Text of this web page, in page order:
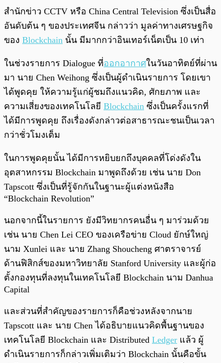
พร้อมเล่น / 0:00
สำนักข่าว CCTV หรือ China Central Television ซึ่งเป็นสื่อ
อันดับต้น ๆ ของประเทศจีน กล่าวว่า มูลค่าทางเศรษฐกิจ
ของ Blockchain นั้น มีมากกว่าอินเทอร์เน็ตเป็น 10 เท่า
ในช่วงรายการ Dialogue ที่ออกอากาศในวันอาทิตย์ที่ผ่าน
มา นาย Chen Weihong ซึ่งเป็นผู้ดำเนินรายการ โดยเขา
ได้พูดคุย ให้ความรู้แก่ผู้ชมถึงแนวคิด, ศักยภาพ และ
ความเสี่ยงของเทคโนโลยี Blockchain ซึ่งเป็นครั้งแรกที่
ได้มีการพูดคุย ถึงเรื่องดังกล่าวต่อสาธารณะชนเป็นเวลา
กว่าชั่วโมงเต็ม
ในการพูดคุยนั้น ได้มีการหยิบยกถึงบุคคลที่โด่งดังใน
อุตสาหกรรม Blockchain มาพูดถึงด้วย เช่น นาย Don
Tapscott ซึ่งเป็นที่รู้จักกันในฐานะผู้แต่งหนังสือ
“Blockchain Revolution”
นอกจากนี้ในรายการ ยังมีวิทยากรคนอื่น ๆ มาร่วมด้วย
เช่น นาย Chen Lei CEO ของเครือข่าย Cloud ยักษ์ใหญ่
นาม Xunlei และ นาย Zhang Shoucheng ศาตราจารย์
ด้านฟิสิกส์ของมหาวิทยาลัย Stanford University และผู้ก่อ
ตั้งกองทุนที่ลงทุนในเทคโนโลยี Blockchain นาม Danhua
Capital
และส่วนที่สำคัญของรายการก็คือช่วงหลังจากนาย
Tapscott และ นาย Chen ได้อธิบายแนวคิดพื้นฐานของ
เทคโนโลยี Blockchain และ Distributed Ledger แล้ว ผู้
ดำเนินรายการก็กล่าวเพิ่มเติมว่า Blockchain นั้นคือขั้น